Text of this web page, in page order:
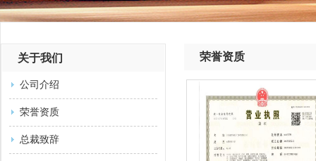
关于我们
公司介绍
荣誉资质
总裁致辞
荣誉资质